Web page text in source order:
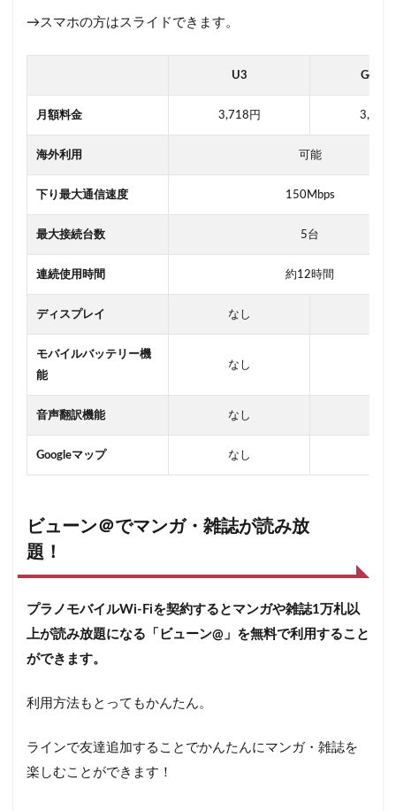
→スマホの方はスライドできます。
U3 G4
月額料金 3,718円 3,828
海外利用 可能
下り最大通信速度 150Mbps
最大接続台数 5台
連続使用時間 約12時間
ディスプレイ なし
モバイルバッテリー機
能
なし
音声翻訳機能 なし
Googleマップ なし
ビューン＠でマンガ・雑誌が読み放
題！
プラノモバイルWi-Fiを契約するとマンガや雑誌1万札以
上が読み放題になる「ビューン@」を無料で利用すること
ができます。
利用方法もとってもかんたん。
ラインで友達追加することでかんたんにマンガ・雑誌を
楽しむことができます！